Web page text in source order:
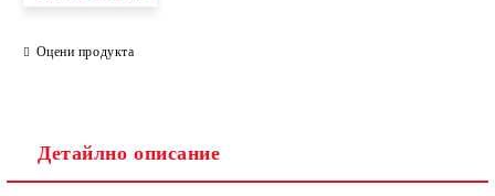
Оцени продукта
Детайлно описание